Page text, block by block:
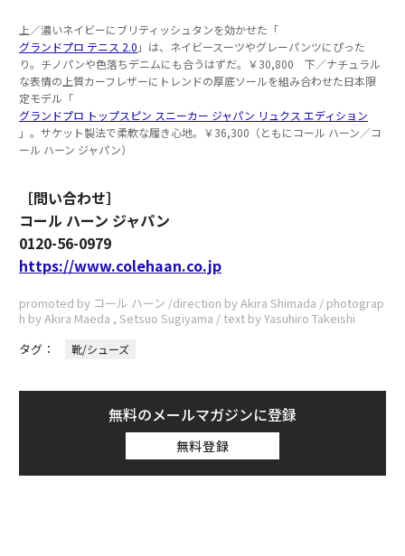
上／濃いネイビーにブリティッシュタンを効かせた「
グランドプロ テニス 2.0 」は、ネイビースーツやグレーパンツにぴった
り。チノパンや色落ちデニムにも合うはずだ。￥30,800 下／ナチュラル
な表情の上質カーフレザーにトレンドの厚底ソールを組み合わせた日本限
定モデル「
グランドプロ トップスピン スニーカー ジャパン リュクス エディション
」。サケット製法で柔軟な履き心地。￥36,300（ともにコール ハーン／コ
ール ハーン ジャパン）
［問い合わせ］
コール ハーン ジャパン
0120-56-0979
https://www.colehaan.co.jp
promoted by コール ハーン /direction by Akira Shimada / photograp
h by Akira Maeda , Setsuo Sugiyama / text by Yasuhiro Takeishi
タグ：
靴/シューズ
無料のメールマガジンに登録
無料登録